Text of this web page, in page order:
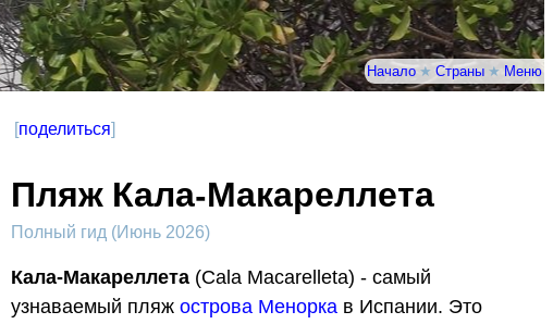
Начало★ Страны ★ Меню
[поделиться]
Пляж Кала-Макареллета
Полный гид (Июнь 2026)
Кала-Макареллета(Cala Macarelleta) - самый
узнаваемый пляж острова Меноркав Испании. Это